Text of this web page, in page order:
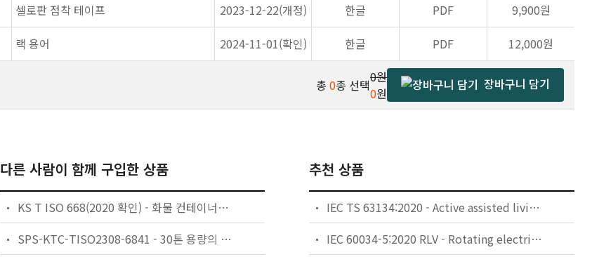
셀로판 점착 테이프 2023-12-22(개정) 한글 PDF
9,900원
랙 용어 2024-11-01(확인) 한글 PDF 12,000원
총 0종 선택0원
0원
장바구니 담기
다른 사람이 함께 구입한 상품
KS T ISO 668(2020 확인) - 화물 컨테이너의 분류, 치수 및 최대 총 질량
SPS-KTC-TISO2308-6841 - 30톤 용량의 화물 컨테이너 리프트 훅－기본 요건
추천 상품
IEC TS 63134:2020 - Active assisted living (AAL) use cases
IEC 60034-5:2020 RLV - Rotating electrical machines - Part 5: Degrees of protection provided by the integral design of rotating electrical machines (IP code) - Classification